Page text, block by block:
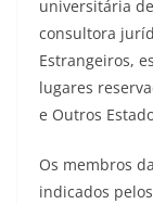
universitária
consultora
Estrangeiros,
lugares
e Outros
Os membros
indicados